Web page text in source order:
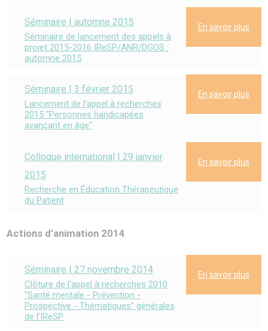
Séminaire | automne 2015
Séminaire de lancement des appels à
projet 2015-2016 IReSP/ANR/DGOS :
automne 2015
En savoir plus
Séminaire | 3 février 2015
Lancement de l'appel à recherches
2015 "Personnes handicapées
avançant en âge"
En savoir plus
Colloque international | 29 janvier
2015
Recherche en Éducation Thérapeutique
du Patient
En savoir plus
Actions d’animation 2014
Séminaire | 27 novembre 2014
Clôture de l'appel à recherches 2010
"Santé mentale - Prévention -
Prospective - Thématiques" générales
de l’IReSP
En savoir plus